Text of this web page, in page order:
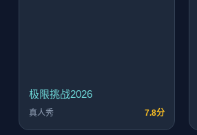
极限挑战2026
真人秀 7.8分